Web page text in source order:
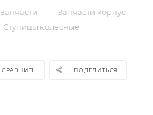
Запчасти — Запчасти корпус
Ступицы колесные
СРАВНИТЬ ПОДЕЛИТЬСЯ